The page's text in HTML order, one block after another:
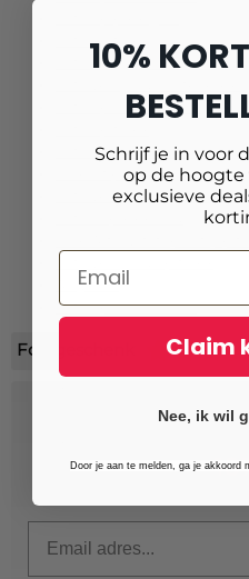
Foto op forex
Foto verlijmd op
Foto op aluminium (3
Foto verlijmd op dibond
Fineart print
Foto verlijmd op
Acrylfoto
Foto op aluminium
Fotogeschenk
en ontvang
10%
Schrijf je in voor
op de hoogte
exclusieve
Claim
Nee, ik wil
Door je aan te melden, ga je akkoord